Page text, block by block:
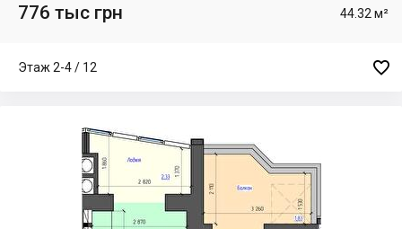
776 тыс грн 44.32 м²
Этаж 2-4 / 12 